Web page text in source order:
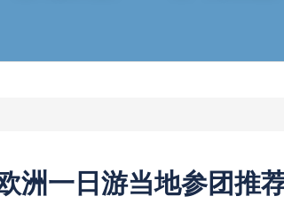
洲一日游当地参团推